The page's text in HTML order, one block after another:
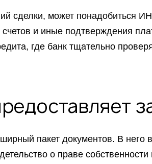
сделки, может понадобиться
и иные подтверждения
где банк тщательно
пакет документов. В него
о праве